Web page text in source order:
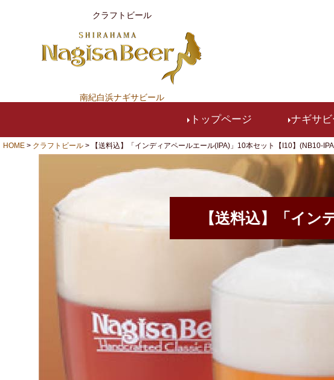
クラフトビール
南紀白浜ナギサビール
トップページ ナギサ
HOME クラフトビール 【送料込】「インディアペールエール(IPA)」10本セット【I10】(NB10-
【送料込】「イ